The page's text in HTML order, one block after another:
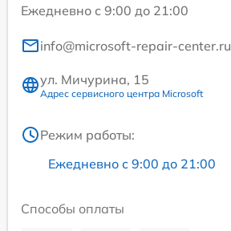
Ежедневно с 9:00 до 21:00
info@microsoft-repair-center.ru
ул. Мичурина, 15
Адрес сервисного центра Microsoft
Режим работы:
Ежедневно с 9:00 до 21:00
Способы оплаты